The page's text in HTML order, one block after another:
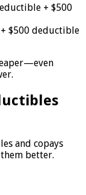
+ $500
$500 deductible
and copays
better.